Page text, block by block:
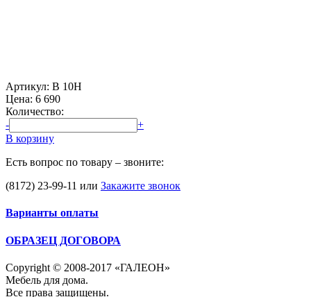
Артикул: В 10Н
Цена: 6 690
Количество:
-
+
В корзину
Есть вопрос по товару – звоните:
(8172) 23-99-11 или Закажите звонок
Варианты оплаты
ОБРАЗЕЦ ДОГОВОРА
Copyright © 2008-2017 «ГАЛЕОН»
Мебель для дома.
Все права защищены.